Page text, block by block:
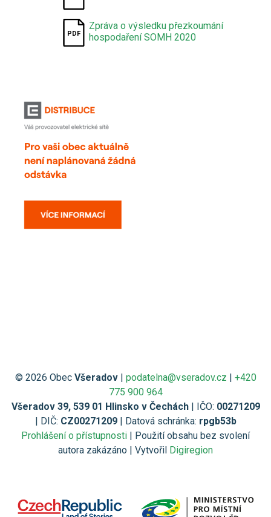
Zpráva o výsledku přezkoumání
hospodaření SOMH 2020
© 2026 Obec Všeradov| podatelna@vseradov.cz | +420
775 900 964
Všeradov 39, 539 01 Hlinsko v Čechách| IČO: 00271209
| DIČ: CZ00271209| Datová schránka: rpgb53b
Prohlášení o přístupnosti | Použití obsahu bez svolení
autora zakázáno | Vytvořil Digiregion